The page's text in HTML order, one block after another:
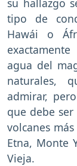
tipo de
Hawái o
agua del
naturales,
admirar,
que debe
volcanes
Etna, Monte
Vieja.